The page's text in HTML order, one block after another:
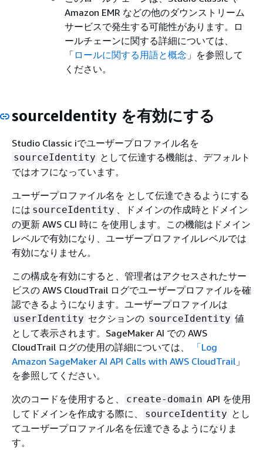
Amazon EMR などの他のダウンストリーム
サービスで発生する可能性があります。ロ
ールチェーンに関する詳細については、
「 ロールに関する用語と概念 」を参照して
ください。
sourceIdentity を有効にする
Studio Classic iでユーザープロファイル名を
sourceIdentity として伝達する機能は、デフォルト
ではオフになっています。
ユーザープロファイル名を として伝達できるようにする
には sourceIdentity 、ドメインの作成時とドメイン
の更新 AWS CLI 時に を使用します。この機能はドメイン
レベルで有効になり、ユーザープロファイルレベルでは
有効になりません。
この構成を有効にすると、管理者はアクセスされたサー
ビスの AWS CloudTrail ログでユーザープロファイルを確
認できるようになります。ユーザープロファイルは
userIdentity セクションの sourceIdentity 値
として表示されます。SageMaker AI での AWS
CloudTrail ログの使用の詳細については、
「Log
Amazon SageMaker AI API Calls with AWS CloudTrail 」
を参照してください。
次のコードを使用すると、
create-domain API を使用
してドメインを作成する際に、
sourceIdentity とし
てユーザープロファイル名を伝達できるようになりま
す。